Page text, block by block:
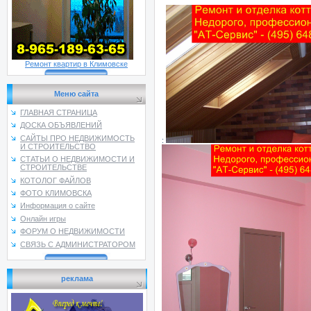
Ремонт квартир в Климовске
Меню сайта
ГЛАВНАЯ СТРАНИЦА
ДОСКА ОБЪЯВЛЕНИЙ
САЙТЫ ПРО НЕДВИЖИМОСТЬ
И СТРОИТЕЛЬСТВО
СТАТЬИ О НЕДВИЖИМОСТИ И
СТРОИТЕЛЬСТВЕ
КОТОЛОГ ФАЙЛОВ
ФОТО КЛИМОВСКА
Информация о сайте
Онлайн игры
ФОРУМ О НЕДВИЖИМОСТИ
СВЯЗЬ С АДМИНИСТРАТОРОМ
реклама
: